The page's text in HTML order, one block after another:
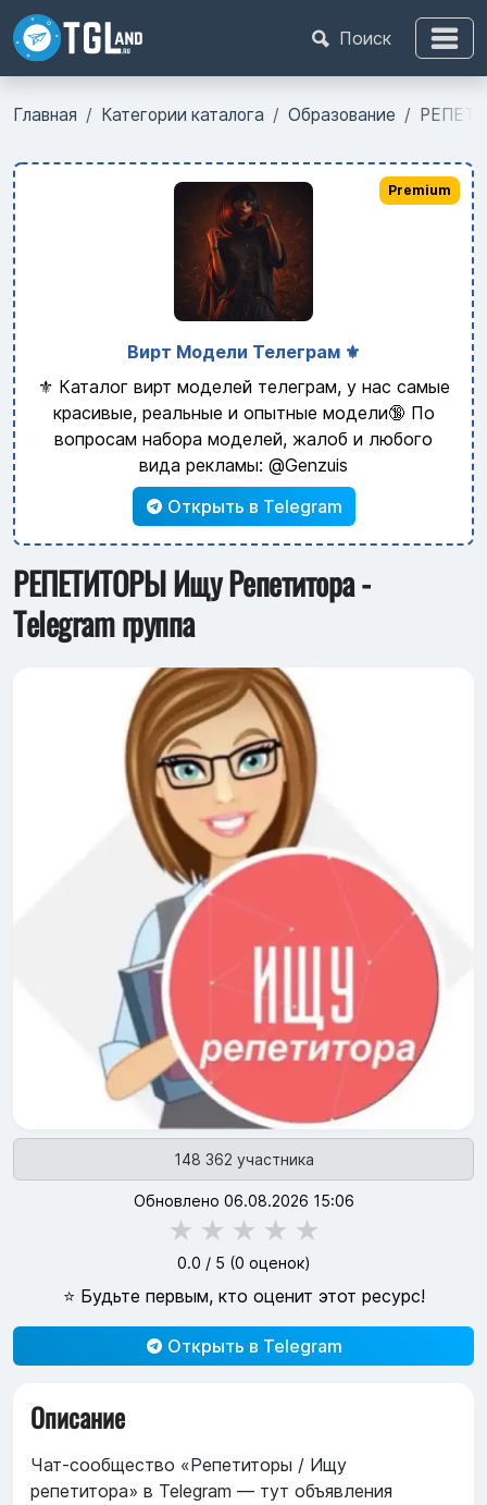
Поиск
Главная Категории каталога Образование
Вирт Модели Телеграм ⚜️
⚜️ Каталог вирт моделей телеграм, у нас самые
красивые, реальные и опытные модели🔞 По
вопросам набора моделей, жалоб и любого
вида рекламы: @Genzuis
Открыть в Telegram
Premium
РЕПЕТИТОРЫ Ищу Репетитора -
Telegram группа
148 362 участника
Обновлено 06.08.2026 15:06
★ ★ ★ ★ ★
0.0 / 5 (0 оценок)
⭐ Будьте первым, кто оценит этот ресурс!
Открыть в Telegram
Описание
Чат-сообщество «Репетиторы / Ищу
репетитора» в Telegram — тут объявления